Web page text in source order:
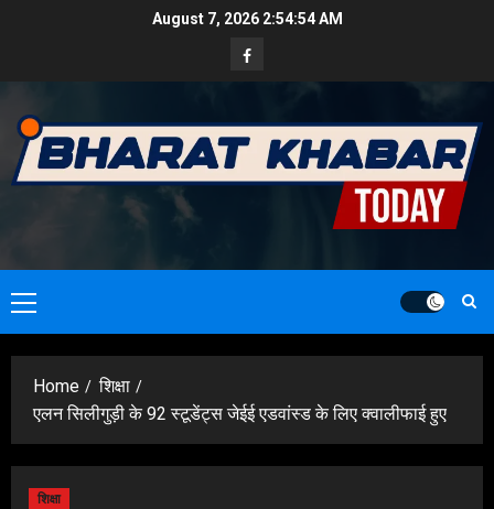
August 7, 2026 2:54:56 AM
Facebook
Primary
Menu
Home
शिक्षा
एलन सिलीगुड़ी के 92 स्टूडेंट्स जेईई एडवांस्ड के लिए क्वालीफाई हुए
शिक्षा